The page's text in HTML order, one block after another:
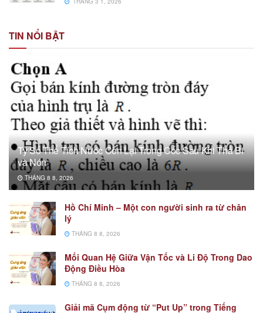
TIN NỔI BẬT
Tỷ Số Thể Tích Nước Còn Lại Trong Cốc Sau Khi Thả Bi
và Nón
THÁNG 8 8, 2026
Hồ Chí Minh – Một con người sinh ra từ chân
lý
THÁNG 8 8, 2026
Mối Quan Hệ Giữa Vận Tốc và Li Độ Trong Dao
Động Điều Hòa
THÁNG 8 8, 2026
Giải mã Cụm động từ “Put Up” trong Tiếng